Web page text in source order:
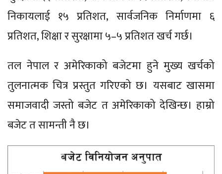
निकायलाई १५ प्रतिशत, सार्वजनिक निर्माणमा ६
प्रतिशत, शिक्षा र सुरक्षामा ५–५ प्रतिशत खर्च गर्छ।
तल नेपाल र अमेरिकाको बजेटमा हुने मुख्य खर्चको
तुलनात्मक चित्र प्रस्तुत गरिएको छ। यसबाट खासमा
समाजवादी जस्तो बजेट त अमेरिकाको देखिन्छ। हाम्रो
बजेट त सामन्ती नै छ।